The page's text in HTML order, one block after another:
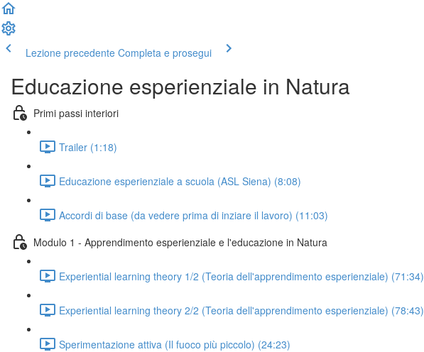
Lezione precedente Completa e prosegui
Educazione esperienziale in Natura
Primi passi interiori
Trailer (1:18)
Educazione esperienziale a scuola (ASL Siena) (8:08)
Accordi di base (da vedere prima di inziare il lavoro) (11:03)
Modulo 1 - Apprendimento esperienziale e l'educazione in Natura
Experiential learning theory 1/2 (Teoria dell'apprendimento esperienziale) (71:34)
Experiential learning theory 2/2 (Teoria dell'apprendimento esperienziale) (78:43)
Sperimentazione attiva (Il fuoco più piccolo) (24:23)